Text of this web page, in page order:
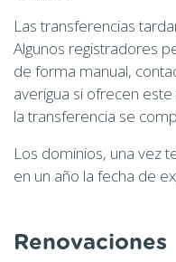
Las transferencias
Algunos registradores
de forma manual,
averigua si ofrecen
la transferencia se
Los dominios, una vez
en un año la fecha de
Renovaciones